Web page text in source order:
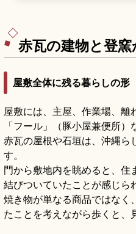
赤瓦の建物と登
屋敷全体に残る暮らしの形
屋敷には、主屋、作業場、離
「フール」（豚小屋兼便所）
赤瓦の屋根や石垣は、沖縄ら
す。
門から敷地内を眺めると、住
結びついていたことが感じら
焼き物が単なる商品ではなく
たことを考えながら歩くと、